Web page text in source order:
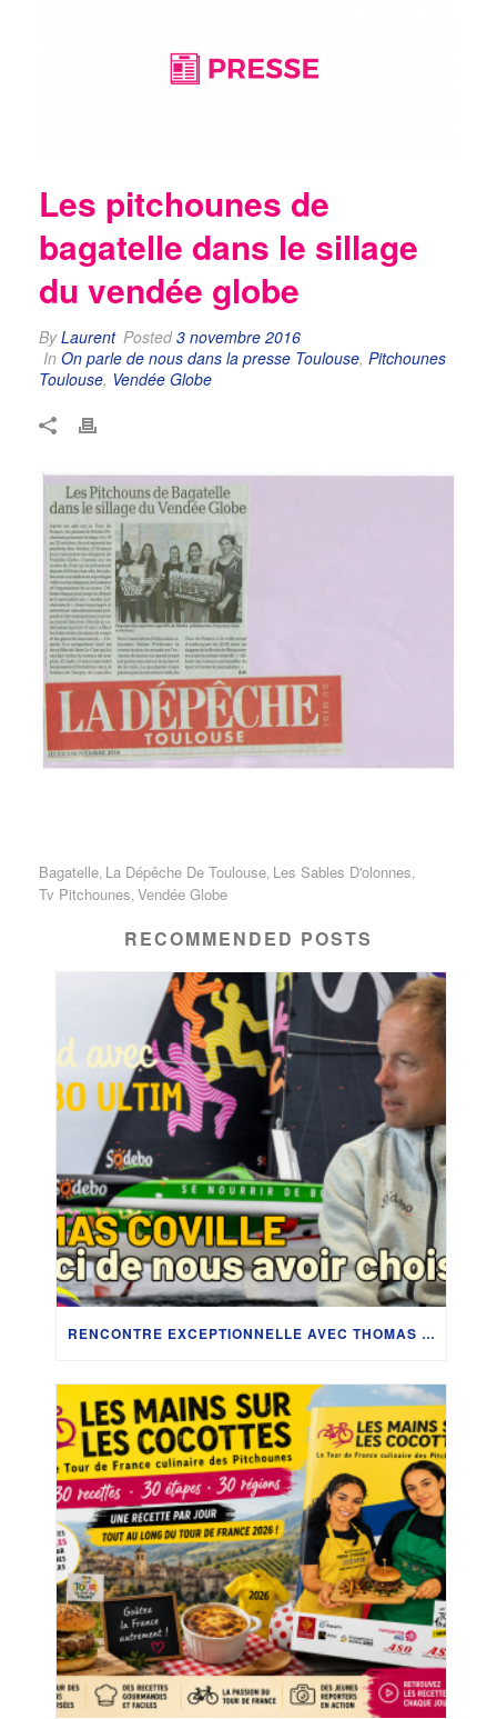
Les pitchounes de
bagatelle dans le sillage
du vendée globe
ByLaurent Posted3 novembre 2016
In On parle de nous dans la presse Toulouse, Pitchounes
Toulouse, Vendée Globe
Bagatelle La Dépêche De Toulouse Les Sables D'olonnes
Tv Pitchounes Vendée Globe
RECOMMENDED POSTS
RENCONTRE EXCEPTIONNELLE AVEC THOMAS COVILLE : IMMERSION DANS LES COULISSES DU SODEBO ULTIM